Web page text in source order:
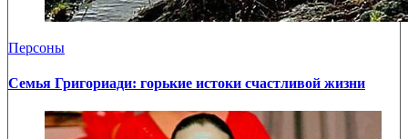
Персоны
Семья Григориади: горькие истоки счастливой жизни